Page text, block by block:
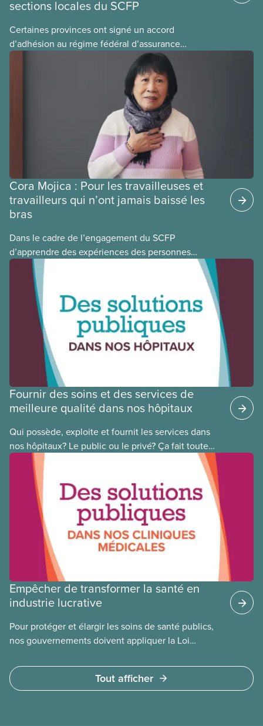
sections locales du SCFP
Certaines provinces ont signé un accord
d’adhésion au régime fédéral d’assurance
médicaments. Les sections locales du SCFP dans
ces provinces s’interrogent sur l’incidence que ce
régime pourrait avoir sur leurs avantages
Cora Mojica : Pour les travailleuses et
travailleurs qui n’ont jamais baissé les
bras
Dans le cadre de l’engagement du SCFP
d’apprendre des expériences des personnes
autochtones, noires et racisées, et de célébrer
leurs réussites, nous vous présentons des membres
du Comité national pour la justice raciale et du
Conseil national des Autochtones. L’article de ce
mois-ci présente Cora Mojica, membre du Comité
national pour la justice raciale.
Fournir des soins et des services de
meilleure qualité dans nos hôpitaux
Qui possède, exploite et fournit les services dans
nos hôpitaux? Le public ou le privé? Ça fait toute
une différence. Un hôpital public coûte moins cher,
en donne plus et est voué à l’intérêt public.
Empêcher de transformer la santé en
industrie lucrative
Pour protéger et élargir les soins de santé publics,
nos gouvernements doivent appliquer la Loi
à des services privés à but lucratif. L’accès aux
soins doit dépendre des besoins médicaux, pas de
Tout afficher